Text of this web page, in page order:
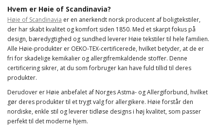
Hvem er Høie of Scandinavia?
Høie of Scandinavia er en anerkendt norsk producent af boligtekstiler,
der har skabt kvalitet og komfort siden 1850. Med et skarpt fokus på
design, bæredygtighed og sundhed leverer Høie tekstiler til hele familien.
Alle Høie-produkter er OEKO-TEX-certificerede, hvilket betyder, at de er
fri for skadelige kemikalier og allergifremkaldende stoffer. Denne
certificering sikrer, at du som forbruger kan have fuld tillid til deres
produkter.
Derudover er Høie anbefalet af Norges Astma- og Allergiforbund, hvilket
gør deres produkter til et trygt valg for allergikere. Høie forstår den
nordiske, enkle stil og leverer tidløse designs i høj kvalitet, som passer
perfekt til det moderne hjem.